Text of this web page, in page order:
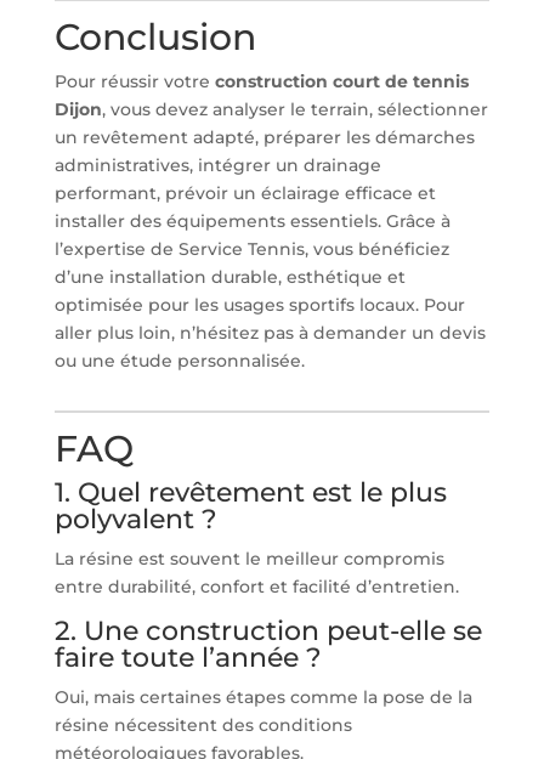
Conclusion
Pour réussir votre construction court de tennis
Dijon, vous devez analyser le terrain, sélectionner
un revêtement adapté, préparer les démarches
administratives, intégrer un drainage
performant, prévoir un éclairage efficace et
installer des équipements essentiels. Grâce à
l’expertise de Service Tennis, vous bénéficiez
d’une installation durable, esthétique et
optimisée pour les usages sportifs locaux. Pour
aller plus loin, n’hésitez pas à demander un devis
ou une étude personnalisée.
FAQ
1. Quel revêtement est le plus
polyvalent ?
La résine est souvent le meilleur compromis
entre durabilité, confort et facilité d’entretien.
2. Une construction peut-elle se
faire toute l’année ?
Oui, mais certaines étapes comme la pose de la
résine nécessitent des conditions
météorologiques favorables.